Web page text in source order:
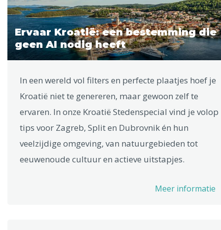
Ervaar Kroatië: een bestemming die
geen AI nodig heeft
In een wereld vol filters en perfecte plaatjes hoef je
Kroatië niet te genereren, maar gewoon zelf te
ervaren. In onze Kroatië Stedenspecial vind je volop
tips voor Zagreb, Split en Dubrovnik én hun
veelzijdige omgeving, van natuurgebieden tot
eeuwenoude cultuur en actieve uitstapjes.
Meer informatie